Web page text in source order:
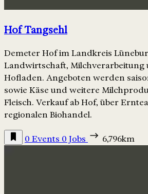
Hof Tangsehl
Demeter Hof im Landkreis
Landwirtschaft, Milchverarbeitung
Hofladen. Angeboten werden
sowie Käse und weitere
Fleisch. Verkauf ab Hof, über
regionalen Biohandel.
0 Events 0 Jobs 6,796km